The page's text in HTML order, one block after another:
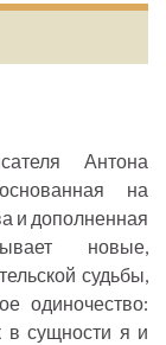
Антона
на
и дополненная
новые,
судьбы,
одиночество:
в сущности я и